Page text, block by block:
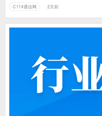
C114通信网 2天前